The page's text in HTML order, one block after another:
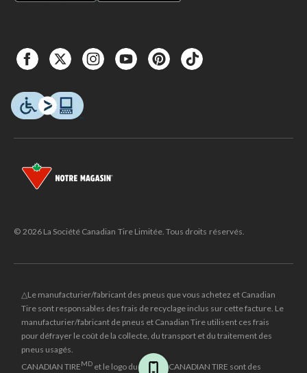
© 2026 La Société Canadian Tire Limitée. Tous droits réservés.
△Le manufacturier/fabricant des pneus que vous achetez et Canadian
Tire sont responsables des frais de recyclage inclus sur cette facture. Le
manufacturier/fabricant de pneus et Canadian Tire utilisent ces frais
pour défrayer le coût de la collecte, du transport et du traitement des
pneus usagés.
CANADIAN TIREMD et le logo du triangle CANADIAN TIRE sont des